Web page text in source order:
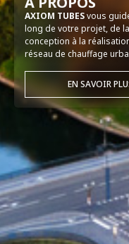
AXIOM TUBESvous
long de votre projet, de la
conception à la
réseau de chauffage
EN SAVOIR